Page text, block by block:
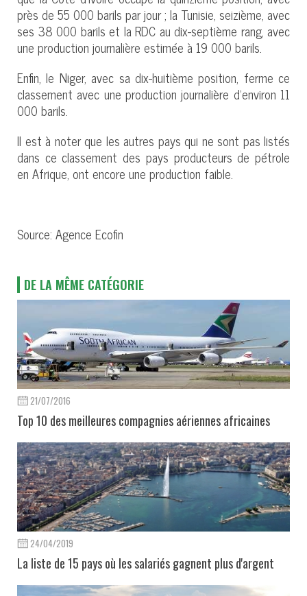
près de 55 000 barils par jour ; la Tunisie, seizième, avec
ses 38 000 barils et la RDC au dix-septième rang, avec
une production journalière estimée à 19 000 barils.
Enfin, le Niger, avec sa dix-huitième position, ferme ce
classement avec une production journalière d’environ 11
000 barils.
Il est à noter que les autres pays qui ne sont pas listés
dans ce classement des pays producteurs de pétrole
en Afrique, ont encore une production faible.
Source: Agence Ecofin
DE LA MÊME CATÉGORIE
21/07/2016
Top 10 des meilleures compagnies aériennes africaines
24/04/2019
La liste de 15 pays où les salariés gagnent plus d'argent